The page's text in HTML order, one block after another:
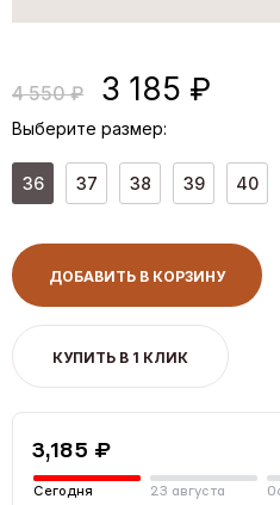
4 550 ₽ 3 185 ₽
Выберите размер:
36 37 38 39 40
ДОБАВИТЬ В КОРЗИНУ
КУПИТЬ В 1 КЛИК
3,185 ₽
Сегодня 23 августа